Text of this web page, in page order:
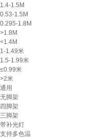
1.4-1.5M
0.53-1.5M
0.295-1.8M
>1.8M
<1.4M
1-1.49米
1.5-1.99米
≤0.99米
>2米
通用
无脚架
四脚架
三脚架
带补光灯
支持多色温